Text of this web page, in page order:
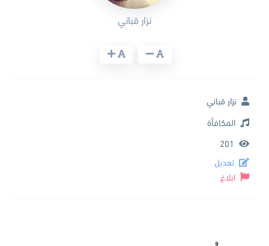
نزار قباني
نزار قباني
المكافأة
201
تعديل
ابلاغ